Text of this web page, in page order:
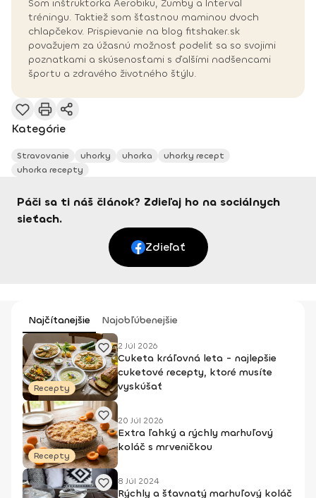
Som inštruktorka Aerobiku, Zumby a Interval
tréningu. Taktiež som šťastnou maminou dvoch
chlapčekov. Prispievanie na blog fitshaker.sk
považujem za úžasnú možnosť podeliť sa so svojimi
poznatkami a skúsenosťami s ďalšími nadšencami
športu a zdravého životného štýlu.
Kategórie
Stravovanie uhorky uhorka
uhorky recept
uhorka recepty
Páči sa ti náš článok? Zdieľaj ho na sociálnych
sieťach.
Zdieľať
Najčítanejšie Najobľúbenejšie
Recepty
2 Júl 2026
Cuketa kráľovná leta - najlepšie
cuketové recepty, ktoré musíte
vyskúšať
Recepty
20 Júl 2026
Extra ľahký a rýchly marhuľový
koláč s mrveničkou
8 Júl 2024
Rýchly a šťavnatý marhuľový koláč